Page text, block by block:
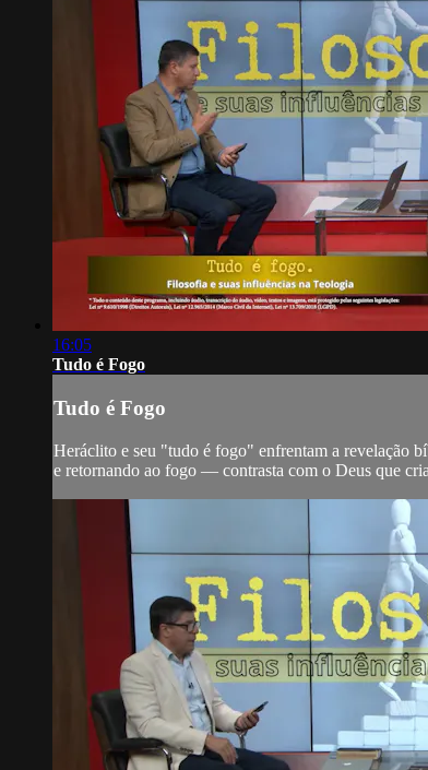
16:05
Tudo é Fogo
Tudo é Fogo
Heráclito e seu "tudo é fogo" enfrentam a revelação
e retornando ao fogo — contrasta com o Deus que